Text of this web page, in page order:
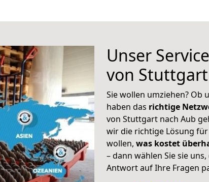
Unser
von
Sie wollen umziehen? Ob
haben das richtige
von Stuttgart nach Aub
wir die richtige Lösung
wollen, was kostet
– dann wählen Sie sie
Antwort auf Ihre Fragen